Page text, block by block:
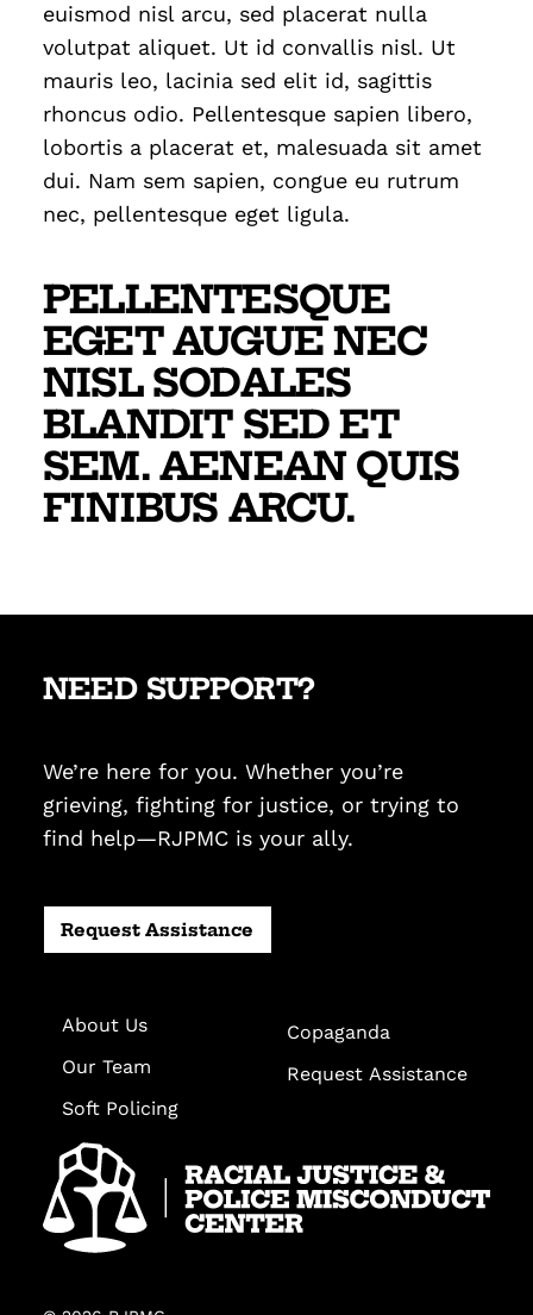
euismod nisl arcu, sed placerat nulla
volutpat aliquet. Ut id convallis nisl. Ut
mauris leo, lacinia sed elit id, sagittis
rhoncus odio. Pellentesque sapien libero,
lobortis a placerat et, malesuada sit amet
dui. Nam sem sapien, congue eu rutrum
nec, pellentesque eget ligula.
PELLENTESQUE
EGET AUGUE NEC
NISL SODALES
BLANDIT SED ET
SEM. AENEAN QUIS
FINIBUS ARCU.
NEED SUPPORT?
We’re here for you. Whether you’re
grieving, fighting for justice, or trying to
find help—RJPMC is your ally.
Request Assistance
About Us
Our Team
Soft Policing
Copaganda
Request Assistance